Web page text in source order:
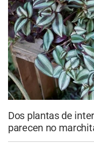
Dos plantas de
parecen no